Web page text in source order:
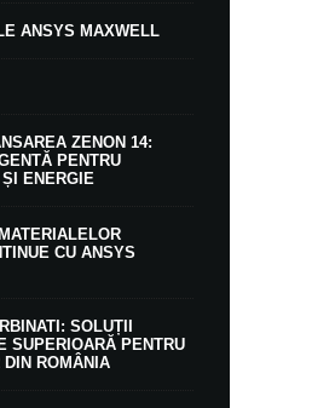
ANSYS MAXWELL
ZENON 14:
PENTRU
ENERGIE
CU ANSYS
SOLUȚII
SUPERIOARĂ PENTRU
ROMÂNIA